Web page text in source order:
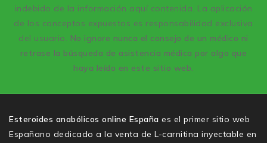
indebido de la información aquí contenida. La aplicación
de los conceptos expuestos es responsabilidad exclusiva
del usuario. No ignore nunca el consejo de un médico ni
retrase la búsqueda de asistencia médica por algo que
haya leído en este sitio web.
Esteroides anabólicos online España es el primer sitio web
Españano dedicado a la venta de L-carnitina inyectable en